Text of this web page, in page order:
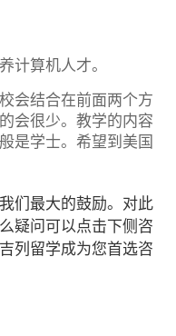
计算机人才。
会结合在前面两个方
会很少。教学的内容
是学士。希望到美国
们最大的鼓励。对此
疑问可以点击下侧咨
列留学成为您首选咨